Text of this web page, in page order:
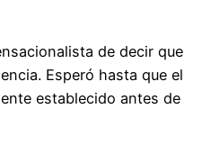
de decir que
Esperó hasta que el
establecido antes de